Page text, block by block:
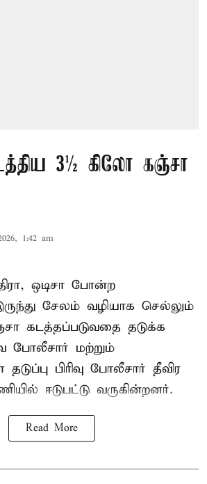
3½ கிலோ கஞ்சா
1:42 am
ஒடிசா போன்ற
சேலம் வழியாக செல்லும்
கடத்தப்படுவதை தடுக்க
போலீசார் மற்றும்
பிரிவு போலீசார் தீவிர
ஈடுபட்டு வருகின்றனர்.
Read More